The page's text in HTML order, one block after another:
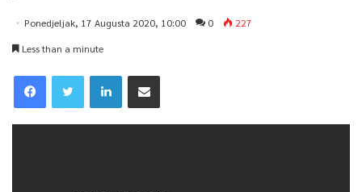
Ponedjeljak, 17 Augusta 2020, 10:00 0
227
Less than a minute